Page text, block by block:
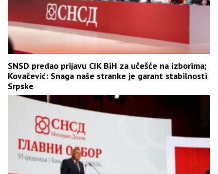
SNSD predao prijavu CIK BiH za učešće na izborima;
Kovačević: Snaga naše stranke je garant stabilnosti
Srpske